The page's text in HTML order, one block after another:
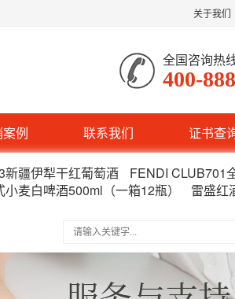
关于我们
全国咨询热线
400-
例 联系我们 证书查
新疆伊犁干红葡萄酒
FENDI CLUB701
麦白啤酒500ml（一箱12瓶） 雷盛红